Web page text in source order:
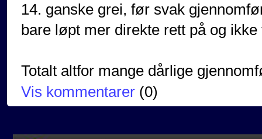
14. ganske grei, før svak
bare løpt mer direkte rett på og
Totalt altfor mange dårlige
Vis kommentarer (0)